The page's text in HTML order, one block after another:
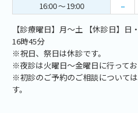
16:00 ～ 19:00
–
【診療曜日】月～土 【休診日】
16時45分
※祝日、祭日は休診です。
※夜診は火曜日～金曜日に行ってお
※初診のご予約のご相談について
す。